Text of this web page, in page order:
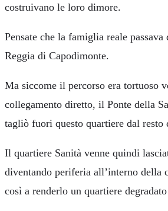
costruivano le loro dimore.
Pensate che la famiglia reale
Reggia di Capodimonte.
Ma siccome il percorso era tortuoso
collegamento diretto, il Ponte della
tagliò fuori questo quartiere dal resto
Il quartiere Sanità venne quindi
diventando periferia all’interno della
così a renderlo un quartiere